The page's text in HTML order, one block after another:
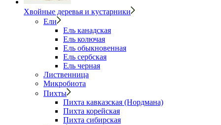
Хвойные деревья и кустарники
Ели
Ель канадская
Ель колючая
Ель обыкновенная
Ель сербская
Ель черная
Лиственница
Микробиота
Пихты
Пихта кавказская (Нордмана)
Пихта корейская
Пихта сибирская